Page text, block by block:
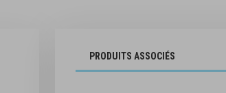
PRODUITS ASSOCIÉS